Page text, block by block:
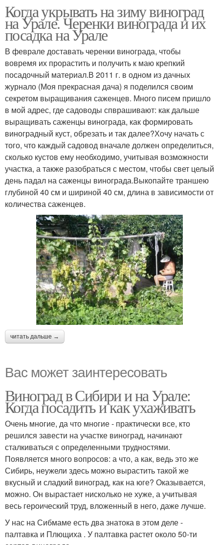
Когда укрывать на зиму виноград
на Урале. Черенки винограда и их
посадка на Урале
В феврале доставать черенки винограда, чтобы
вовремя их прорастить и получить к маю крепкий
посадочный материал.В 2011 г. в одном из дачных
журнало (Моя прекрасная дача) я поделился своим
секретом выращивания саженцев. Много писем пришло
в мой адрес, где садоводы спврашивают: как дальше
выращивать саженцы винограда, как формировать
виноградный куст, обрезать и так далее?Хочу начать с
того, что каждый садовод вначале должен определиться,
сколько кустов ему необходимо, учитывая возможности
участка, а также разобраться с местом, чтобы свет целый
день падал на саженцы винограда.Выкопайте траншею
глубиной 40 см и шириной 40 см, длина в зависимости от
количества саженцев.
читать дальше →
Вас может заинтересовать
Виноград в Сибири и на Урале:
Когда посадить и как ухаживать
Очень многие, да что многие - практически все, кто
решился завести на участке виноград, начинают
сталкиваться с определенными трудностями.
Появляется много вопросов: а что, а как, ведь это же
Сибирь, неужели здесь можно вырастить такой же
вкусный и сладкий виноград, как на юге? Оказывается,
можно. Он вырастает нисколько не хуже, а учитывая
весь героический труд, вложенный в него, даже лучше.
У нас на Сибмаме есть два знатока в этом деле -
палтавка и Плющиха . У палтавка растет около 50-ти